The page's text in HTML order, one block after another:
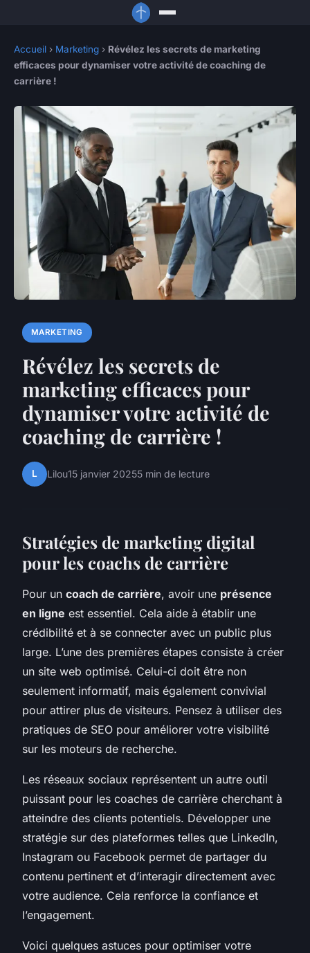
Accueil › Marketing › Révélez les secrets de marketing
efficaces pour dynamiser votre activité de coaching de
carrière !
MARKETING
Révélez les secrets de
marketing efficaces pour
dynamiser votre activité de
coaching de carrière !
L Lilou15 janvier 20255 min de lecture
Stratégies de marketing digital
pour les coachs de carrière
Pour un coach de carrière, avoir une présence
en ligne est essentiel. Cela aide à établir une
crédibilité et à se connecter avec un public plus
large. L’une des premières étapes consiste à créer
un site web optimisé. Celui-ci doit être non
seulement informatif, mais également convivial
pour attirer plus de visiteurs. Pensez à utiliser des
pratiques de SEO pour améliorer votre visibilité
sur les moteurs de recherche.
Les réseaux sociaux représentent un autre outil
puissant pour les coaches de carrière cherchant à
atteindre des clients potentiels. Développer une
stratégie sur des plateformes telles que LinkedIn,
Instagram ou Facebook permet de partager du
contenu pertinent et d’interagir directement avec
votre audience. Cela renforce la confiance et
l’engagement.
Voici quelques astuces pour optimiser votre